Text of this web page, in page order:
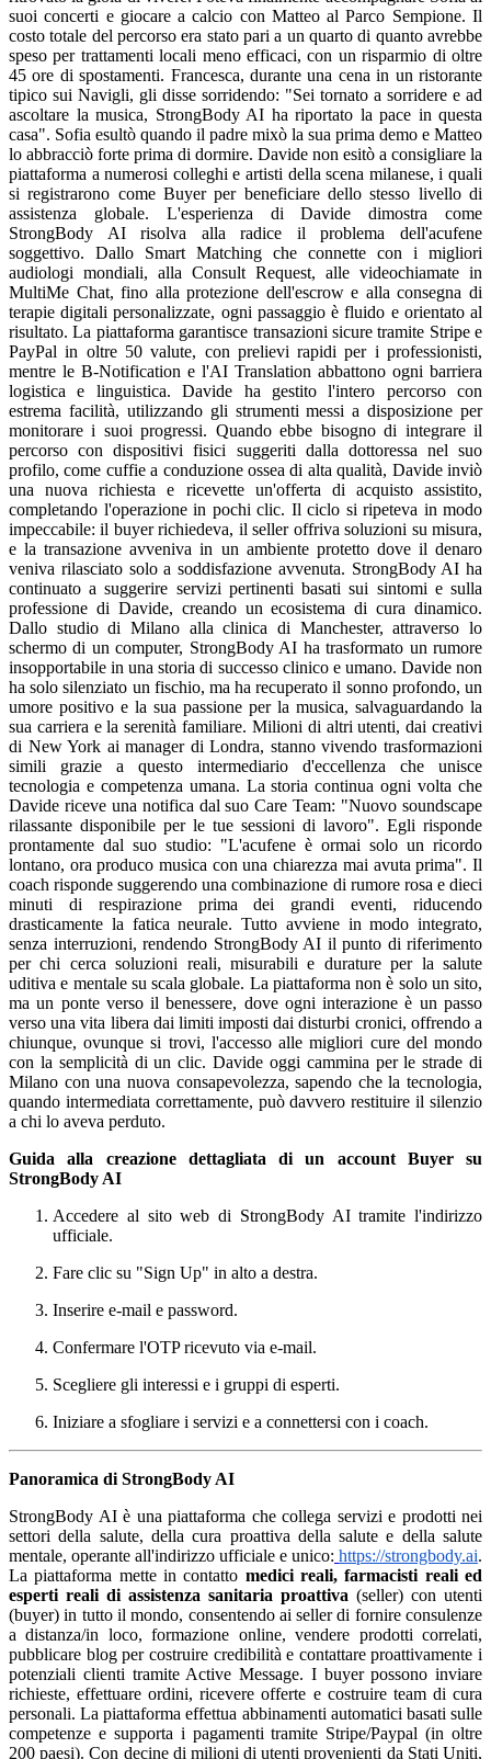
Guida alla creazione dettagliata di un account Buyer su
StrongBody AI
Accedere al sito web di StrongBody AI tramite l'indirizzo
ufficiale.
Fare clic su "Sign Up" in alto a destra.
Inserire e-mail e password.
Confermare l'OTP ricevuto via e-mail.
Scegliere gli interessi e i gruppi di esperti.
Iniziare a sfogliare i servizi e a connettersi con i coach.
Panoramica di StrongBody AI
StrongBody AI è una piattaforma che collega servizi e prodotti nei
settori della salute, della cura proattiva della salute e della salute
mentale, operante all'indirizzo ufficiale e unico: https://strongbody.ai.
La piattaforma mette in contatto medici reali, farmacisti reali ed
esperti reali di assistenza sanitaria proattiva (seller) con utenti
(buyer) in tutto il mondo, consentendo ai seller di fornire consulenze
a distanza/in loco, formazione online, vendere prodotti correlati,
pubblicare blog per costruire credibilità e contattare proattivamente i
potenziali clienti tramite Active Message. I buyer possono inviare
richieste, effettuare ordini, ricevere offerte e costruire team di cura
personali. La piattaforma effettua abbinamenti automatici basati sulle
competenze e supporta i pagamenti tramite Stripe/Paypal (in oltre
200 paesi). Con decine di milioni di utenti provenienti da Stati Uniti,